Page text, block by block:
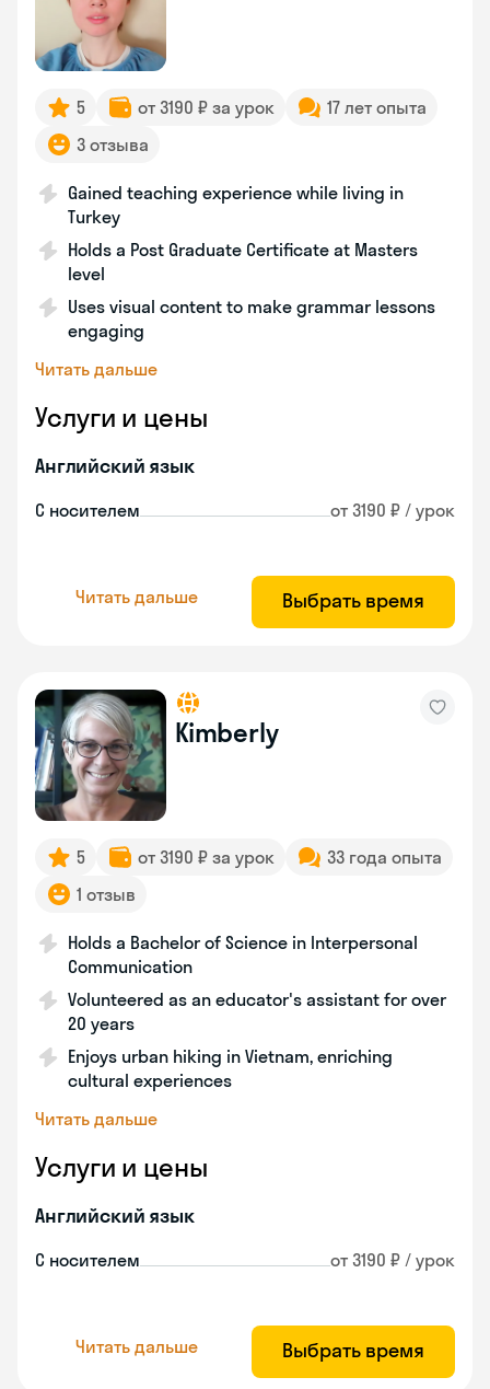
5 от 3190 ₽ за урок
17 лет опыта
3 отзыва
Gained teaching experience while living in
Turkey
Holds a Post Graduate Certificate at Masters
level
Uses visual content to make grammar lessons
engaging
Читать дальше
Услуги и цены
Английский язык
С носителем от 3190 ₽ / урок
Читать дальше Выбрать время
Kimberly
5 от 3190 ₽ за урок
33 года опыта
1 отзыв
Holds a Bachelor of Science in Interpersonal
Communication
Volunteered as an educator's assistant for over
20 years
Enjoys urban hiking in Vietnam, enriching
cultural experiences
Читать дальше
Услуги и цены
Английский язык
С носителем от 3190 ₽ / урок
Читать дальше Выбрать время